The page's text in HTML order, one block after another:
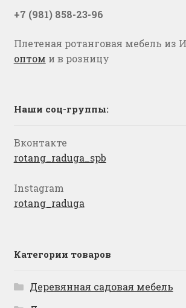
+7 (981) 858-23-96
Плетеная ротанговая мебель из
оптом и в розницу
Наши соц-группы:
Вконтакте
rotang_raduga_spb
Instagram
rotang_raduga
Категории товаров
Деревянная садовая мебель